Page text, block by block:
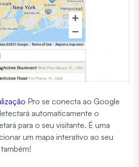
Pro se conecta ao Google
automaticamente o
para o seu visitante. É uma
um mapa interativo ao seu